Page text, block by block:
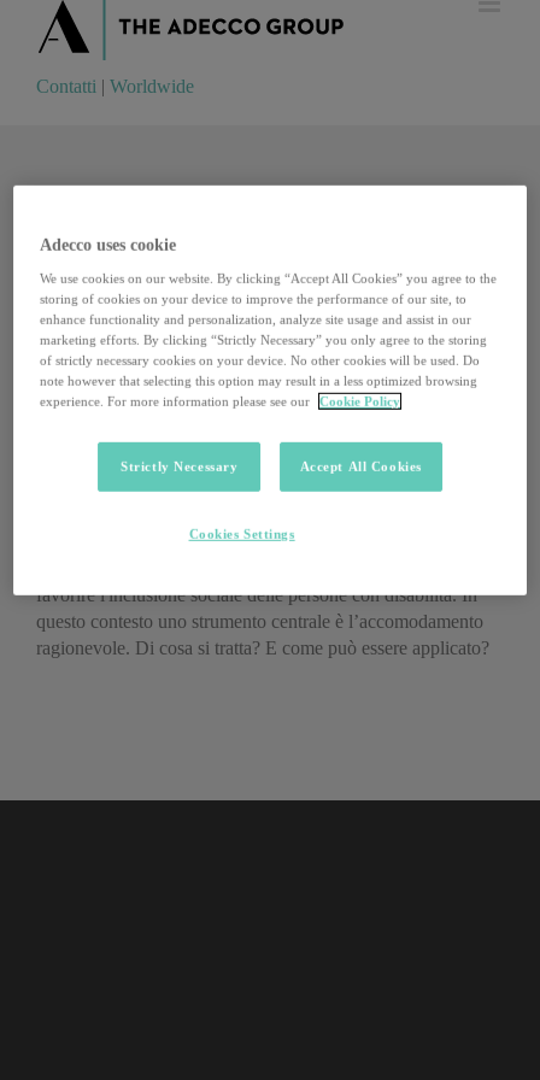
Contatti Worldwide
Contatti | Worldwide
favorire l'inclusione sociale delle persone con disabilità. In
questo contesto uno strumento centrale è l’accomodamento
ragionevole. Di cosa si tratta? E come può essere applicato?
Adecco uses cookie
We use cookies on our website. By clicking “Accept All Cookies” you agree to the
storing of cookies on your device to improve the performance of our site, to
enhance functionality and personalization, analyze site usage and assist in our
marketing efforts. By clicking “Strictly Necessary” you only agree to the storing
of strictly necessary cookies on your device. No other cookies will be used. Do
note however that selecting this option may result in a less optimized browsing
experience. For more information please see our
Cookie Policy
Strictly Necessary Accept All Cookies
Cookies Settings